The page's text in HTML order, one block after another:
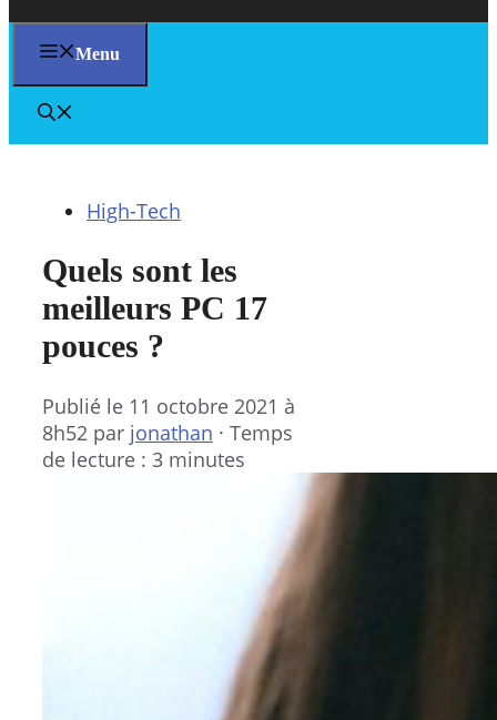
Menu
High-Tech
Quels sont les
meilleurs PC 17
pouces ?
Publié le 11 octobre 2021 à
8h52 par jonathan · Temps
de lecture : 3 minutes